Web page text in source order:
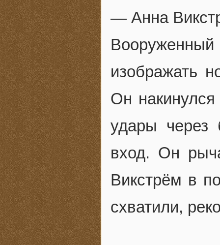
— Анна
изображать
Он
удары через
вход. Он
Викстрём в
схватили,